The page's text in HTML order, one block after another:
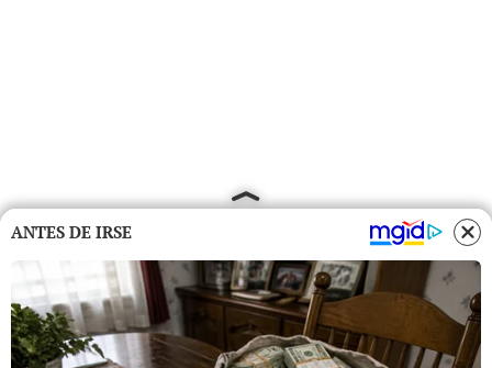
ANTES DE IRSE